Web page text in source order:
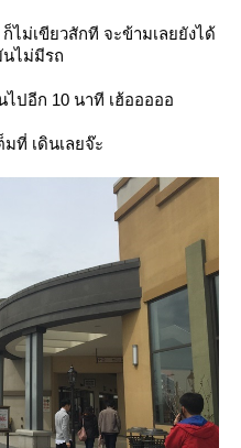
เขียวสักที จะข้ามเลยยังได้
นไม่มีรถ
อีก 10 นาที เฮ้อออออ
มที่ เดินเลยจ๊ะ